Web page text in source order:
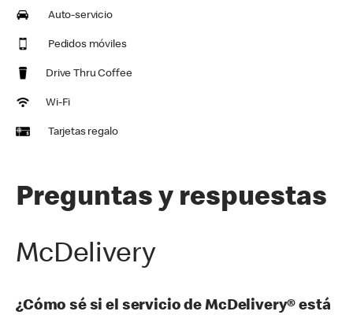
Auto-servicio
Pedidos móviles
Drive Thru Coffee
Wi-Fi
Tarjetas regalo
Preguntas y respuestas
McDelivery
¿Cómo sé si el servicio de McDelivery® está